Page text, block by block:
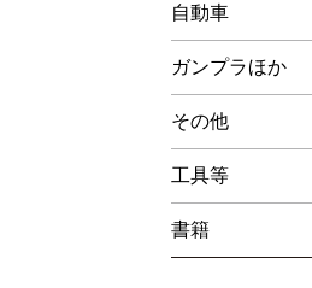
自動車
ガンプラほか
その他
工具等
書籍